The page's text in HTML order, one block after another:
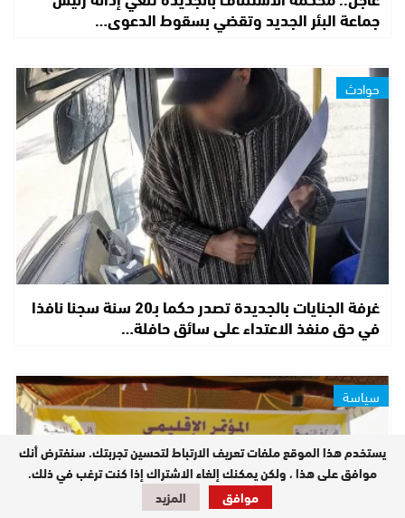
جماعة البئر الجديد وتقضي بسقوط الدعوى…
حوادث
غرفة الجنايات بالجديدة تصدر حكما بـ20 سنة سجنا نافذا
في حق منفذ الاعتداء على سائق حافلة…
سياسة
يستخدم هذا الموقع ملفات تعريف الارتباط لتحسين تجربتك. سنفترض أنك
موافق على هذا ، ولكن يمكنك إلغاء الاشتراك إذا كنت ترغب في ذلك.
موافق
المزيد